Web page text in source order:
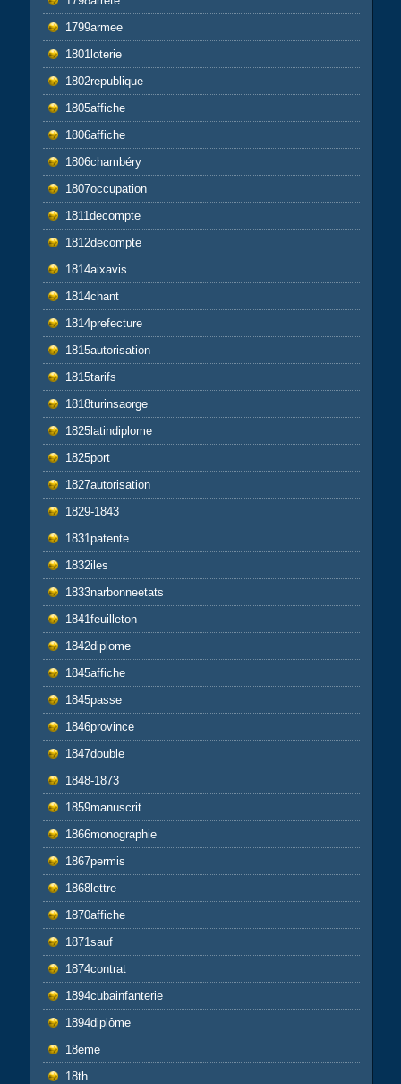
1799armee
1801loterie
1802republique
1805affiche
1806affiche
1806chambéry
1807occupation
1811decompte
1812decompte
1814aixavis
1814chant
1814prefecture
1815autorisation
1815tarifs
1818turinsaorge
1825latindiplome
1825port
1827autorisation
1829-1843
1831patente
1832iles
1833narbonneetats
1841feuilleton
1842diplome
1845affiche
1845passe
1846province
1847double
1848-1873
1859manuscrit
1866monographie
1867permis
1868lettre
1870affiche
1871sauf
1874contrat
1894cubainfanterie
1894diplôme
18eme
18th